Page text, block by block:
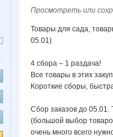
Просмотреть или
Товары для сада,
05.01)
4 сбора – 1 раздача!
Все товары в этих
Короткие сборы,
Сбор заказов до 05.01.
(большой выбор
очень много всего